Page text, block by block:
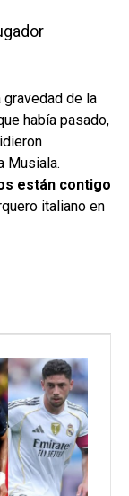
gravedad de la
había pasado,
Musiala.
están contigo
italiano en